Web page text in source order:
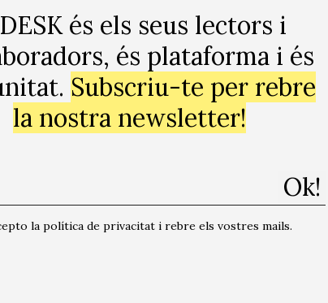
curadores, dissenyadores,
impossible. Però, això sí, aquesta
ha de ser articulada des del seu complet
Chantal Mouffe publicava El retorn del
després per a un projecte polític amb què
una dimensió inextirpable de
encaminades a organitzar la
“l’art del possible”. Ara, a l’hora de
a creure en l’art del que és impossible.
és els seus lectors i
és plataforma i és
Subscriu-te per rebre
la nostra newsletter!
la política de privacitat i rebre els vostres mails.